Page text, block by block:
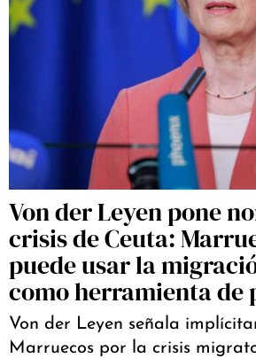
Von der Leyen pone
crisis de Ceuta:
puede usar la
como herramienta de
Von der Leyen señala
Marruecos por la crisis